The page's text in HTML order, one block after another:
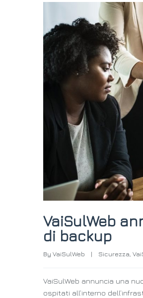
VaiSulWeb
di backup
By VaiSulWeb | Sicurezza,
VaiSulWeb annuncia una
ospitati all’interno